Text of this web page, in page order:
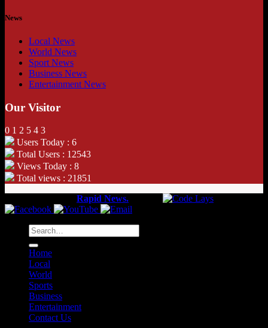
News
Local News
World News
Sport News
Business News
Entertainment News
Our Visitor
0 1 2 5 4 3
Users Today : 6
Total Users : 12543
Views Today : 8
Total views : 21851
Rapid News.
Home
Local
World
Sports
Business
Entertainment
Contact Us